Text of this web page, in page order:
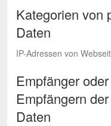
Kategorien von
Daten
IP-Adressen von
Empfänger
Empfängern
Daten